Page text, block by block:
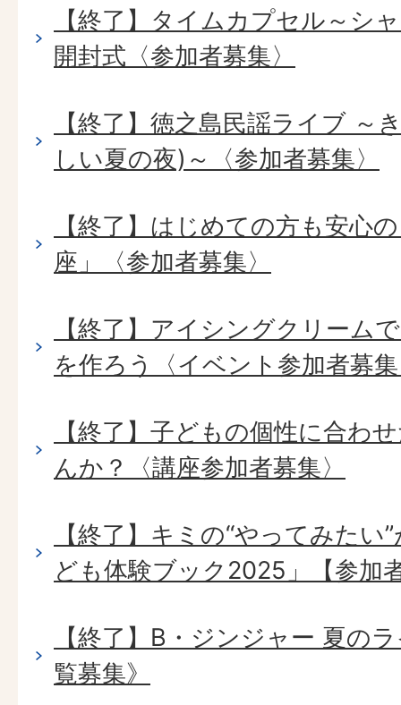
【終了】タイムカプセル～シ
開封式〈参加者募集〉
【終了】徳之島民謡ライブ ～
しい夏の夜)～〈参加者募集〉
【終了】はじめての方も安心
座」〈参加者募集〉
【終了】アイシングクリーム
を作ろう〈イベント参加者募
【終了】子どもの個性に合わ
んか？〈講座参加者募集〉
【終了】キミの“やってみた
ども体験ブック2025」【参加
【終了】B・ジンジャー 夏の
覧募集》